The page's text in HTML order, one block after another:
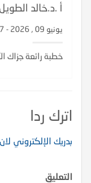
أ .د.خالد الطويل
يونيو 09 , 2026 - 5:27 ص
خطبة رائعة جزاك
اترك ردا
بدريك الإلكتروني
التعليق